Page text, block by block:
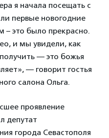
я начала посещать с
первые новогодние
– это было прекрасно.
и мы увидели, как
— это божья
— говорит гостья
салона Ольга.
проявление
депутат
города Севастополя